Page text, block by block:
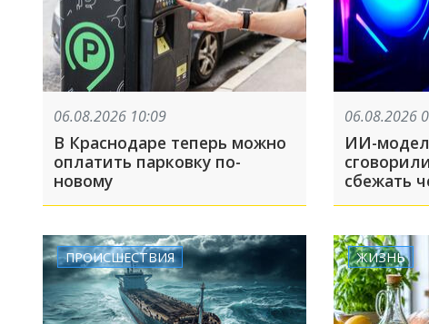
06.08.2026 10:09
В Краснодаре теперь можно
оплатить парковку по-
новому
06.08.2026
ИИ-
сбежать
ПРОИСШЕСТВИЯ ЖИЗНЬ